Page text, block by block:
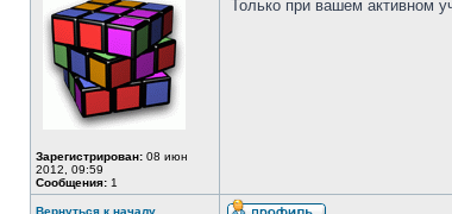
Зарегистрирован: 08 июн
2012, 09:59
Сообщения: 1
Только при вашем активном
Вернуться к началу